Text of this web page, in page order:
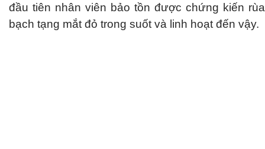
đầu tiên nhân viên bảo tồn được chứng kiến rùa
bạch tạng mắt đỏ trong suốt và linh hoạt đến vậy.